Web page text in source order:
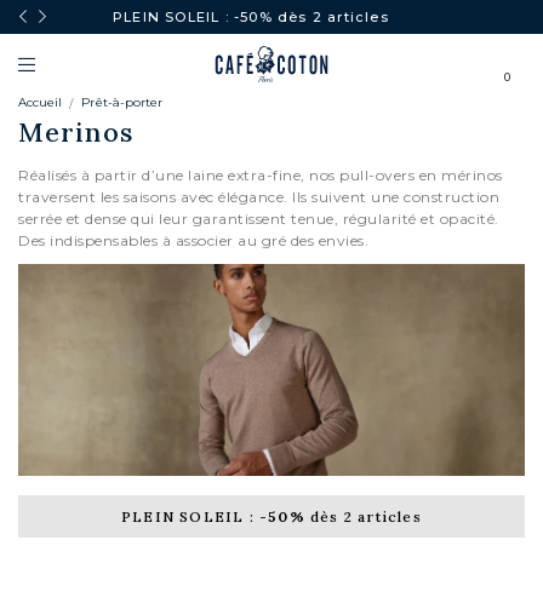
PLEIN SOLEIL : -50% dès 2 articles
0
Accueil Prêt-à-porter
Merinos
Réalisés à partir d’une laine extra-fine, nos pull-overs en mérinos
traversent les saisons avec élégance. Ils suivent une construction
serrée et dense qui leur garantissent tenue, régularité et opacité.
Des indispensables à associer au gré des envies.
PLEIN SOLEIL : -50% dès 2 articles